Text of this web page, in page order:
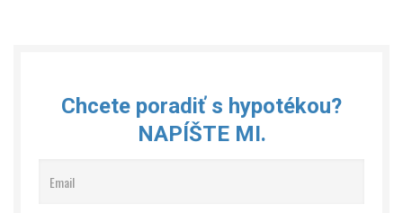
Chcete poradiť s hypotékou?
NAPÍŠTE MI.